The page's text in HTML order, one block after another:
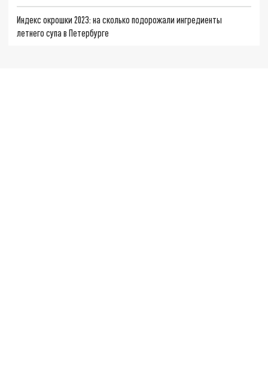
Индекс окрошки 2023: на сколько подорожали ингредиенты
летнего супа в Петербурге